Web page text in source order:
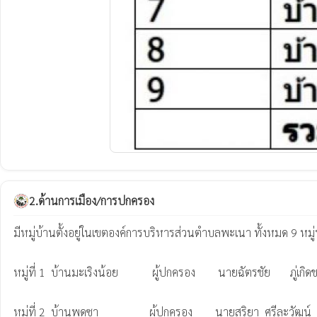
2.ด้านการเมือง/การปกครอง
มีหมู่บ้านตั้งอยู่ในเขตองค์การบริหารส่วนตำบลพะเนา ทั้งหมด 9 ห
หมู่ที่ 1  บ้านมะเริงน้อย            ผู้ปกครอง        นายฉัตรชัย       ภู่เกิ
หมู่ที่ 2  บ้านพุดซา                  ผู้ปกครอง        นายสุริยา  ศรีละวัฒน์